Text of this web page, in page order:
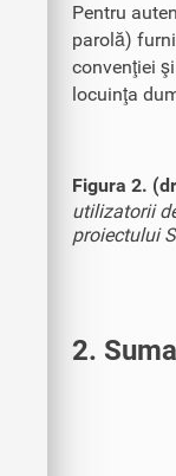
Pentru
parolă)
convenţiei
locuinţa
Figura 2.
utilizatorii
proiectului
2.